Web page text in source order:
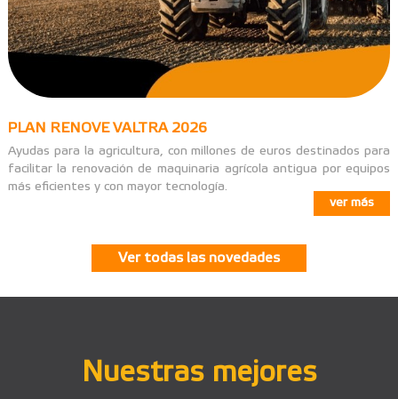
PLAN RENOVE VALTRA 2026
Ayudas para la agricultura, con millones de euros destinados para
facilitar la renovación de maquinaria agrícola antigua por equipos
más eficientes y con mayor tecnología.
ver más
Ver todas las novedades
Nuestras mejores